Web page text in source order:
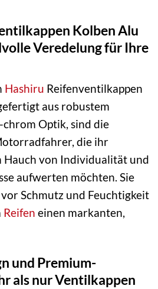
Kolben Alu
Veredelung für Ihre
Hashiru Reifenventilkappen
aus robustem
Optik, sind die
die ihr
Hauch von Individualität und
aufwerten möchten. Sie
Schmutz und Feuchtigkeit
Reifen einen markanten,
und Premium-
als nur Ventilkappen